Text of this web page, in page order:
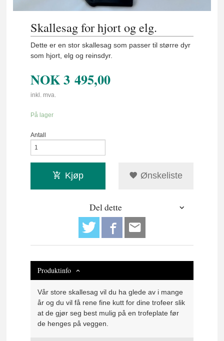
Skallesag for hjort og elg.
Dette er en stor skallesag som passer til større dyr
som hjort, elg og reinsdyr.
NOK3 495,00
inkl. mva.
På lager
Antall
Kjøp Ønskeliste
Del dette
Produktinfo
Vår store skallesag vil du ha glede av i mange
år og du vil få rene fine kutt for dine trofeer slik
at de gjør seg best mulig på en trofeplate før
de henges på veggen.